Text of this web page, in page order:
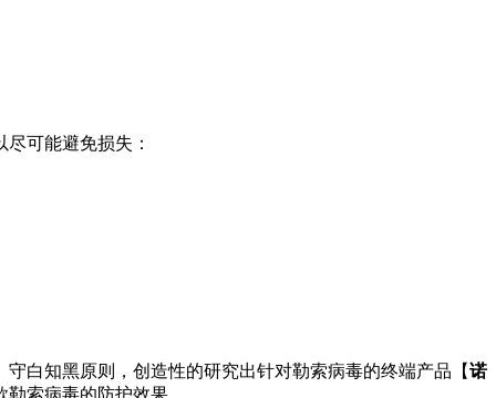
可能避免损失：
白知黑原则，创造性的研究出针对勒索病毒的终端产品【诺
索病毒的防护效果。